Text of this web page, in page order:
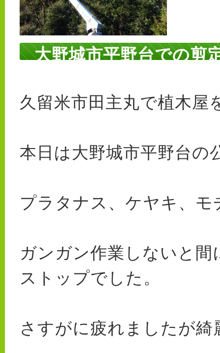
大野城市平野台での剪
久留米市田主丸で植木屋
本日は大野城市平野台の
プラタナス、ケヤキ、
ガンガン作業しないと
ストップでした。
さすがに疲れましたが